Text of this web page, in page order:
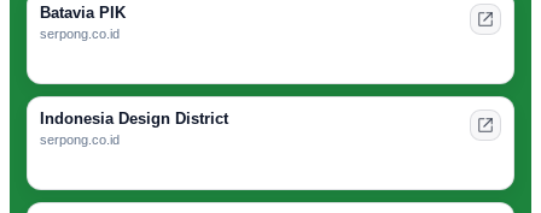
Batavia PIK
serpong.co.id
Indonesia Design District
serpong.co.id